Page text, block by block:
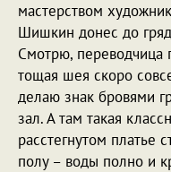
мастерством
Шишкин донес до
Смотрю, переводчица
тощая шея скоро
делаю знак бровями
зал. А там такая
расстегнутом платье
полу – воды полно и